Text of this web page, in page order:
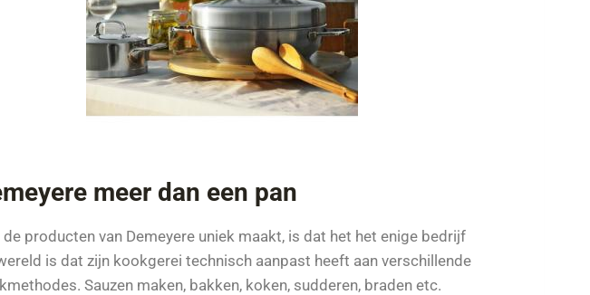
meer dan een pan
de producten van Demeyere uniek maakt, is dat het het enige bedrijf
is dat zijn kookgerei technisch aanpast heeft aan verschillende
Sauzen maken, bakken, koken, sudderen, braden etc.